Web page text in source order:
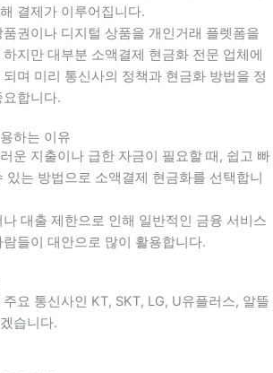
결제가 이루어집니다.
권이나 디지털 상품을 개인거래 플렛폼을
지만 대부분 소액결제 현금화 전문 업체에
며 미리 통신사의 정책과 현금화 방법을 정
요합니다.
하는 이유
운 지출이나 급한 자금이 필요할 때 , 쉽고 빠
있는 방법으로 소액결제 현금화를 선택합니
대출 제한으로 인해 일반적인 금융 서비스
들이 대안으로 많이 활용합니다.
요 통신사인 KT, SKT, LG, U유플러스, 알뜰
습니다.